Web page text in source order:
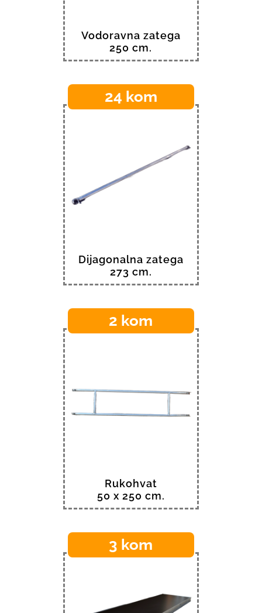
Vodoravna zatega
250 cm.
24 kom
Dijagonalna zatega
273 cm.
2 kom
Rukohvat
50 x 250 cm.
3 kom